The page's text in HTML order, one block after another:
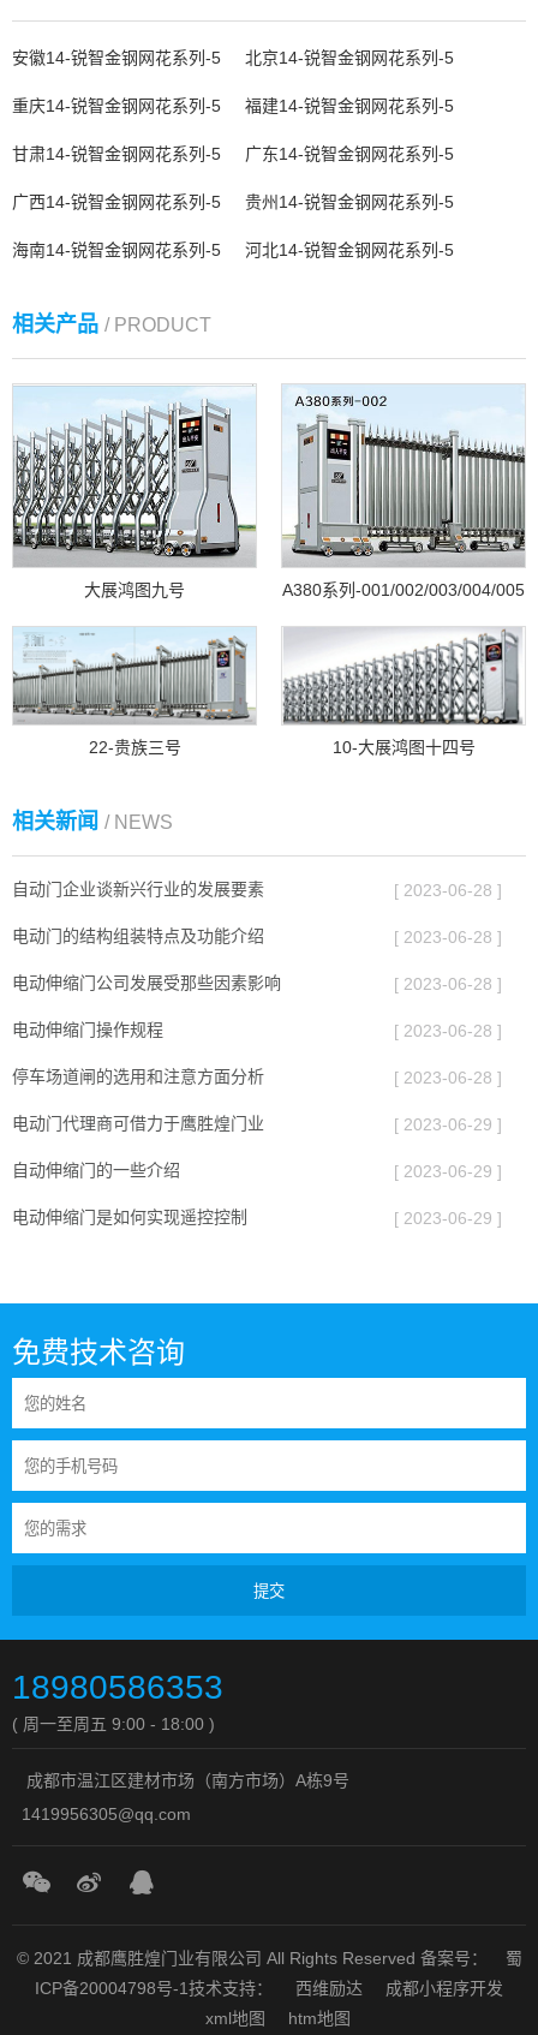
安徽14-锐智金钢网花系列-5 北京14-锐智金钢网花系列-5
重庆14-锐智金钢网花系列-5 福建14-锐智金钢网花系列-5
甘肃14-锐智金钢网花系列-5 广东14-锐智金钢网花系列-5
广西14-锐智金钢网花系列-5 贵州14-锐智金钢网花系列-5
海南14-锐智金钢网花系列-5 河北14-锐智金钢网花系列-5
相关产品 / PRODUCT
大展鸿图九号 A380系列-001/002/003/004/005
22-贵族三号 10-大展鸿图十四号
相关新闻 / NEWS
自动门企业谈新兴行业的发展要素 [ 2023-06-28 ]
电动门的结构组装特点及功能介绍 [ 2023-06-28 ]
电动伸缩门公司发展受那些因素影响 [ 2023-06-28 ]
电动伸缩门操作规程 [ 2023-06-28 ]
停车场道闸的选用和注意方面分析 [ 2023-06-28 ]
电动门代理商可借力于鹰胜煌门业 [ 2023-06-29 ]
自动伸缩门的一些介绍 [ 2023-06-29 ]
电动伸缩门是如何实现遥控控制 [ 2023-06-29 ]
免费技术咨询
提交
18980586353
( 周一至周五 9:00 - 18:00 )
成都市温江区建材市场（南方市场）A栋9号
1419956305@qq.com
© 2021 成都鹰胜煌门业有限公司 All Rights Reserved 备案号：
蜀
ICP备20004798号-1技术支持： 西维励达
成都小程序开发
xml地图
htm地图